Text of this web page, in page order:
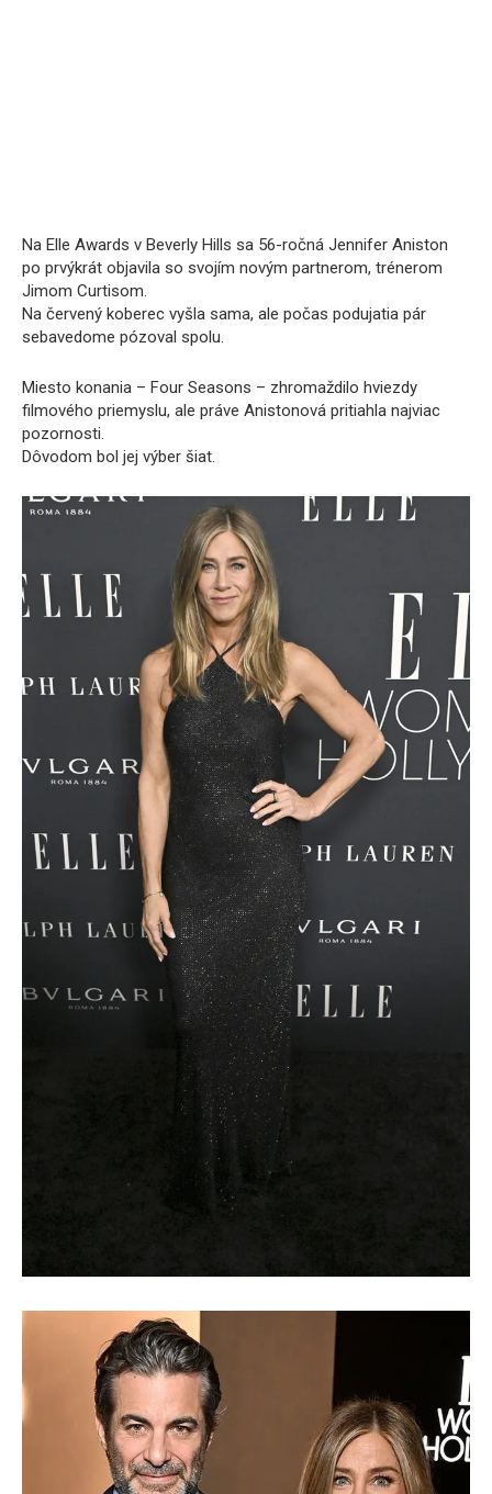
Na Elle Awards v Beverly Hills sa 56-ročná Jennifer Aniston
po prvýkrát objavila so svojím novým partnerom, trénerom
Jimom Curtisom.
Na červený koberec vyšla sama, ale počas podujatia pár
sebavedome pózoval spolu.
Miesto konania – Four Seasons – zhromaždilo hviezdy
filmového priemyslu, ale práve Anistonová pritiahla najviac
pozornosti.
Dôvodom bol jej výber šiat.